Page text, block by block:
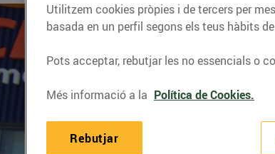
Utilitzem cookies pròpies i de tercers per
basada en un perfil segons els teus hàbits
Pots acceptar, rebutjar les no essencials o
Més informació a la Política de Cookies.
Rebutjar